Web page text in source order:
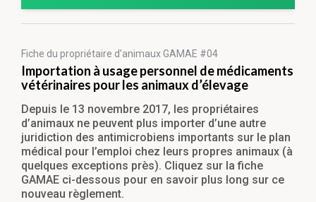
Fiche du propriétaire d’animaux GAMAE #04
Importation à usage personnel de médicaments
vétérinaires pour les animaux d’élevage
Depuis le 13 novembre 2017, les propriétaires
d’animaux ne peuvent plus importer d’une autre
juridiction des antimicrobiens importants sur le plan
médical pour l’emploi chez leurs propres animaux (à
quelques exceptions près). Cliquez sur la fiche
GAMAE ci-dessous pour en savoir plus long sur ce
nouveau règlement.